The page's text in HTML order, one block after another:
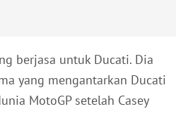
berjasa untuk Ducati. Dia
yang mengantarkan Ducati
MotoGP setelah Casey